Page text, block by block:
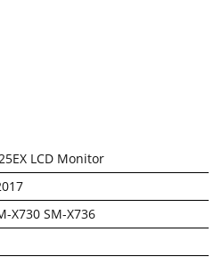
LCD Monitor
X730 SM-X736